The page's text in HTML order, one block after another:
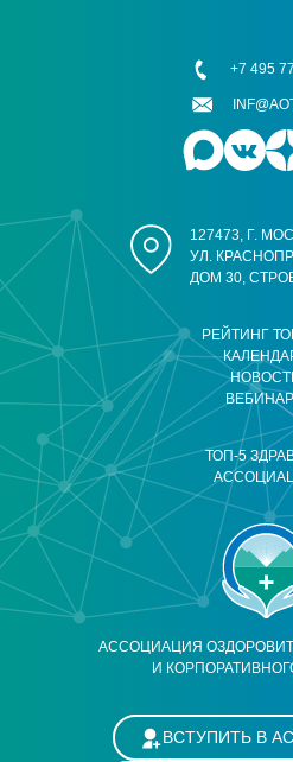
АССОЦИАЦИЯ
И
РЕЙТИНГ
ТОП-5
127473, Г.
УЛ.
ДОМ 30,
+7 495
ВСТУПИТЬ В